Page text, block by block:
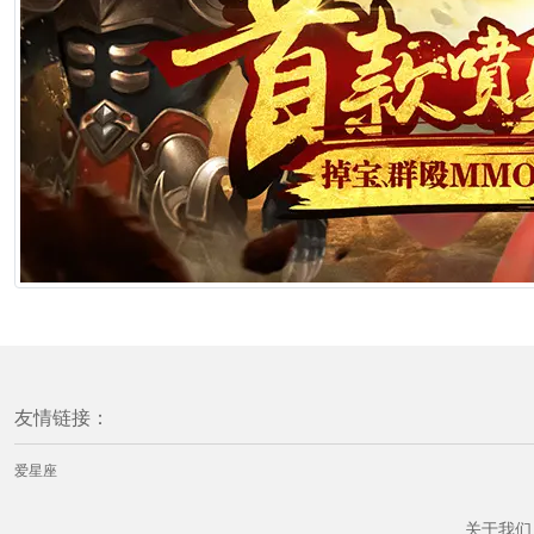
友情链接：
爱星座
关于我们